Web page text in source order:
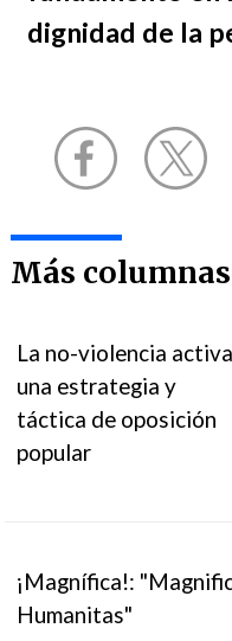
dignidad de la
Más
La no-violencia
una estrategia y
táctica de oposición
popular
¡Magnífica!:
Humanitas"